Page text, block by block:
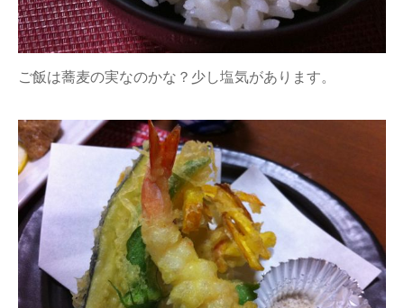
ご飯は蕎麦の実なのかな？少し塩気があります。